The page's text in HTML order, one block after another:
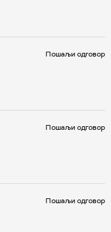
Пошаљи одговор
Пошаљи одговор
Пошаљи одговор